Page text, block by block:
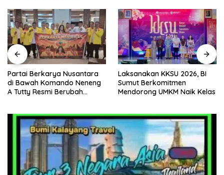
Partai Berkarya Nusantara
di Bawah Komando Neneng
A Tutty Resmi Berubah
Laksanakan KKSU 2026, BI
Sumut Berkomitmen
Mendorong UMKM Naik Kelas